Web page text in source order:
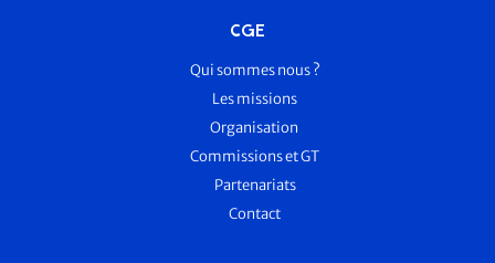
CGE
Qui sommes nous ?
Les missions
Organisation
Commissions et GT
Partenariats
Contact